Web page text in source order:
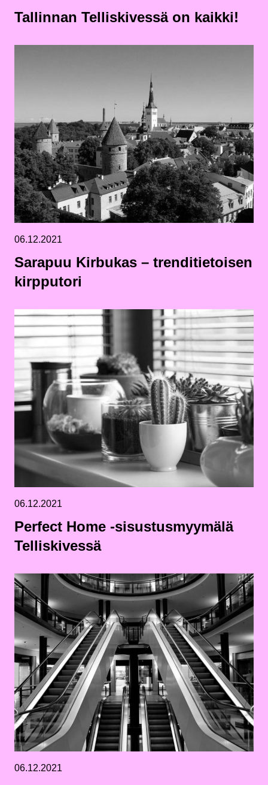
Tallinnan Telliskivessä on kaikki!
06.12.2021
Sarapuu Kirbukas – trenditietoisen
kirpputori
06.12.2021
Perfect Home -sisustusmyymälä
Telliskivessä
06.12.2021